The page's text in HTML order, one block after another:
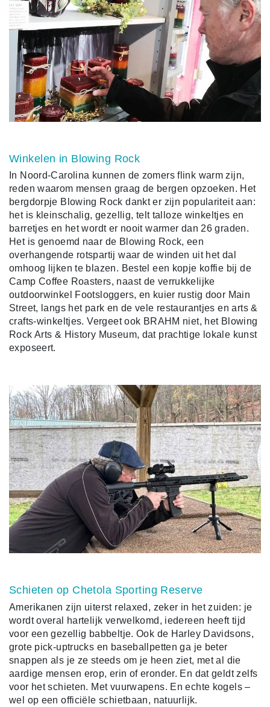
Winkelen in Blowing Rock
In Noord-Carolina kunnen de zomers flink warm zijn,
reden waarom mensen graag de bergen opzoeken. Het
bergdorpje Blowing Rock dankt er zijn populariteit aan:
het is kleinschalig, gezellig, telt talloze winkeltjes en
barretjes en het wordt er nooit warmer dan 26 graden.
Het is genoemd naar de Blowing Rock, een
overhangende rotspartij waar de winden uit het dal
omhoog lijken te blazen. Bestel een kopje koffie bij de
Camp Coffee Roasters, naast de verrukkelijke
outdoorwinkel Footsloggers, en kuier rustig door Main
Street, langs het park en de vele restaurantjes en arts &
crafts-winkeltjes. Vergeet ook BRAHM niet, het Blowing
Rock Arts & History Museum, dat prachtige lokale kunst
exposeert.
Schieten op Chetola Sporting Reserve
Amerikanen zijn uiterst relaxed, zeker in het zuiden: je
wordt overal hartelijk verwelkomd, iedereen heeft tijd
voor een gezellig babbeltje. Ook de Harley Davidsons,
grote pick-uptrucks en baseballpetten ga je beter
snappen als je ze steeds om je heen ziet, met al die
aardige mensen erop, erin of eronder. En dat geldt zelfs
voor het schieten. Met vuurwapens. En echte kogels –
wel op een officiële schietbaan, natuurlijk.